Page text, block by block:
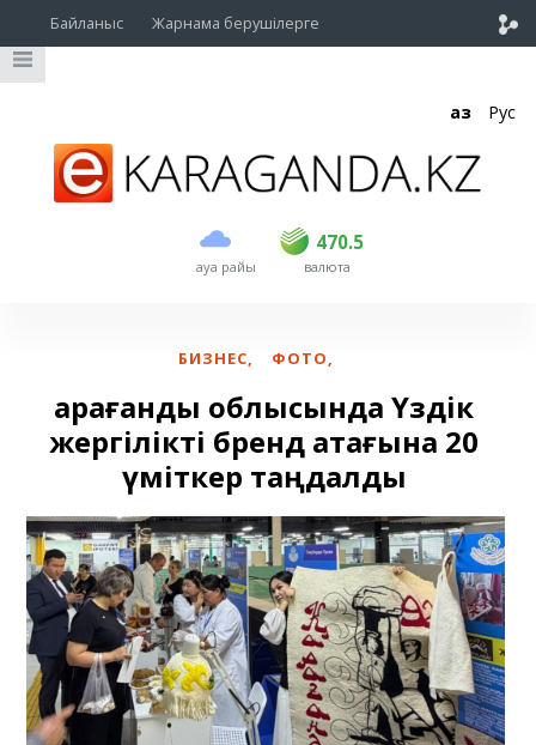
Байланыс Жарнама берушілерге
Қаз Рус
ауа райы
470.5
USD 468.5 470.5
EUR валюта
БИЗНЕС, ФОТО,
Қарағанды облысында Үздік
жергілікті бренд атағына 20
үміткер таңдалды